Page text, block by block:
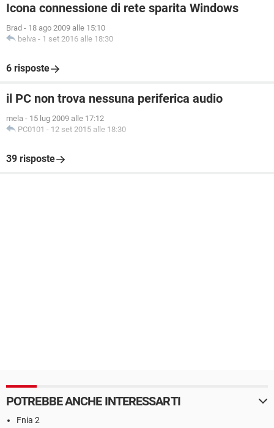
Icona connessione di rete sparita Windows
Brad - 18 ago 2009 alle 15:10
belva - 1 set 2016 alle 18:30
6 risposte
il PC non trova nessuna periferica audio
mela - 15 lug 2009 alle 17:12
PC0101 - 12 set 2015 alle 18:30
39 risposte
POTREBBE ANCHE INTERESSARTI
Fnia 2